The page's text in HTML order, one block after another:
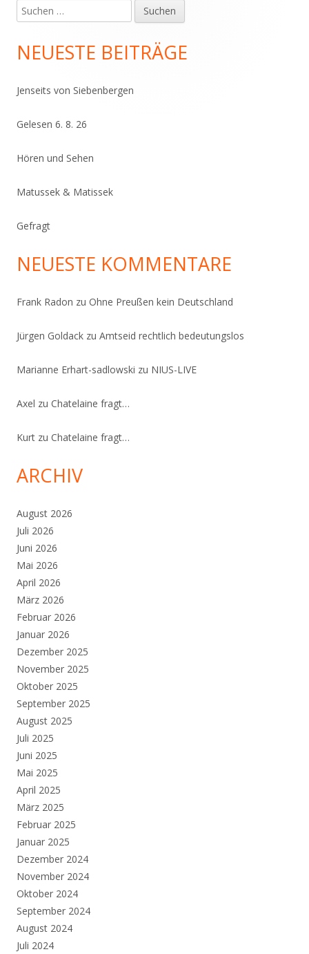
Haupt-
Seitenleiste
Suchen
nach:
NEUESTE BEITRÄGE
Jenseits von Siebenbergen
Gelesen 6. 8. 26
Hören und Sehen
Matussek & Matissek
Gefragt
NEUESTE KOMMENTARE
Frank Radon zu Ohne Preußen kein Deutschland
Jürgen Goldack zu Amtseid rechtlich bedeutungslos
Marianne Erhart-sadlowski zu NIUS-LIVE
Axel zu Chatelaine fragt…
Kurt zu Chatelaine fragt…
ARCHIV
August 2026
Juli 2026
Juni 2026
Mai 2026
April 2026
März 2026
Februar 2026
Januar 2026
Dezember 2025
November 2025
Oktober 2025
September 2025
August 2025
Juli 2025
Juni 2025
Mai 2025
April 2025
März 2025
Februar 2025
Januar 2025
Dezember 2024
November 2024
Oktober 2024
September 2024
August 2024
Juli 2024